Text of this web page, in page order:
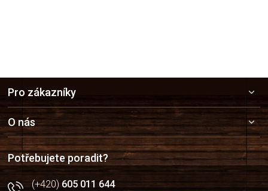
a
t
í
Pro zákazníky
O nás
Potřebujete poradit?
(+420)605 011 644